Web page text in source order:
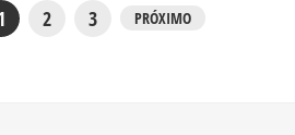
2 3 PRÓXIMO